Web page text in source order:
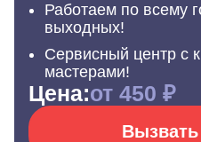
Работаем по всему
выходных!
Сервисный центр с
мастерами!
Цена:от 450 ₽